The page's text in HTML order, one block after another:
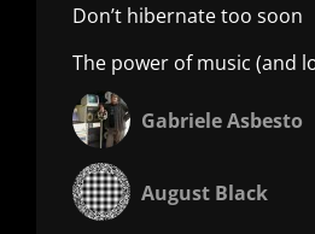
Don’t hibernate too soon
The power of music (and
Gabriele Asbesto
August Black